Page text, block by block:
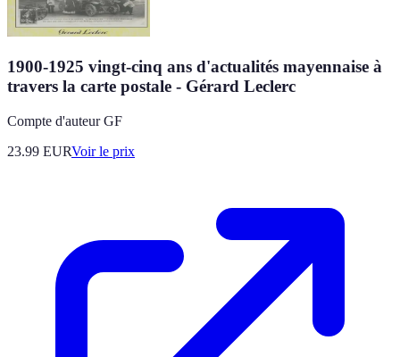
1900-1925 vingt-cinq ans d'actualités mayennaise à
travers la carte postale - Gérard Leclerc
Compte d'auteur GF
23.99 EURVoir le prix